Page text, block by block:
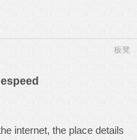
板凳
internet, the place details